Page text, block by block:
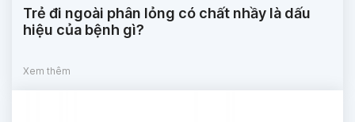
Trẻ đi ngoài phân lỏng có chất nhầy là dấu
hiệu của bệnh gì?
Xem thêm